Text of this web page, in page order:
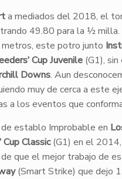
a mediados del 2018, el
49.80 para la ½ milla.
este potro junto
Cup Juvenile(G1), sin
Downs. Aun
muy de cerca a este
a los eventos que
establo Improbable en
Cup Classic(G1) en el 2014,
que el mejor trabajo de
(Smart Strike) que dejo